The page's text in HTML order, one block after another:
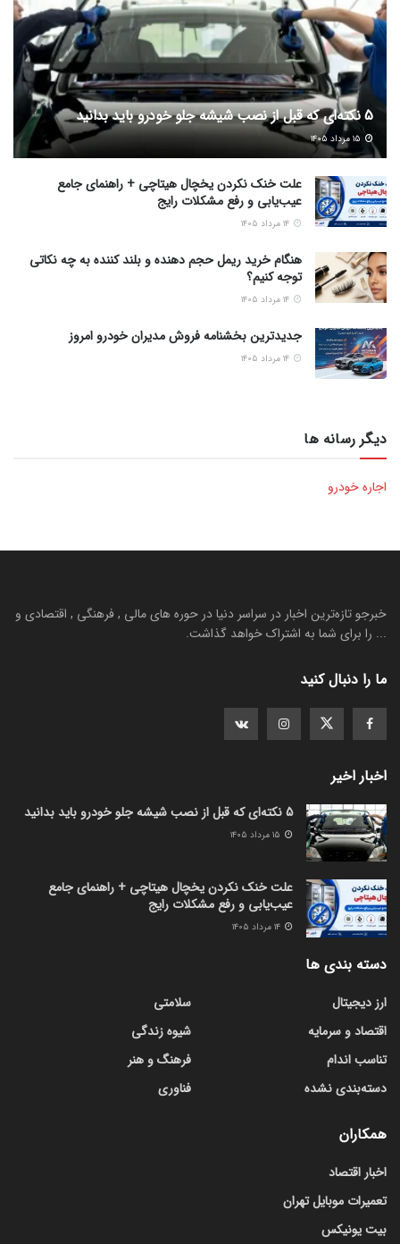
5 نکته‌ای که قبل از نصب شیشه جلو خودرو باید بدانید
علت خنک نکردن یخچال هیتاچی + راهنمای جامع
عیب‌یابی و رفع مشکلات رایج
هنگام خرید ریمل حجم دهنده و بلند کننده به چه نکاتی
توجه کنیم؟
جدیدترین بخشنامه فروش مدیران خودرو امروز
دیگر رسانه ها
اجاره خودرو
خبرجو تازه‌ترین اخبار در سراسر دنیا در حوره های مالی , فرهنگی , اقتصادی و
... را برای شما به اشتراک خواهد گذاشت.
ما را دنبال کنید
اخبار اخیر
5 نکته‌ای که قبل از نصب شیشه جلو خودرو باید بدانید
علت خنک نکردن یخچال هیتاچی + راهنمای جامع
عیب‌یابی و رفع مشکلات رایج
دسته بندی ها
ارز دیجیتال
اقتصاد و سرمایه
تناسب اندام
دسته‌بندی نشده
سلامتی
شیوه زندگی
فرهنگ و هنر
فناوری
همکاران
اخبار اقتصاد
تعمیرات موبایل تهران
بیت یونیکس